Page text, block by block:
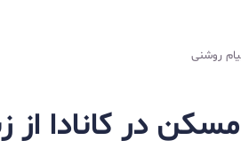
روشنی
در کانادا از